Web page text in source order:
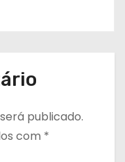
publicado.
com *